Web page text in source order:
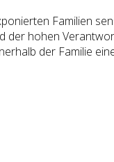
Familien
hohen
der Familie